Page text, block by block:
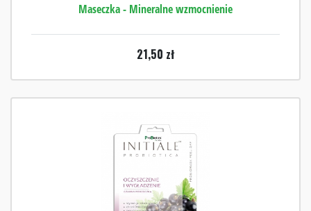
Maseczka - Mineralne wzmocnienie
21,50 zł